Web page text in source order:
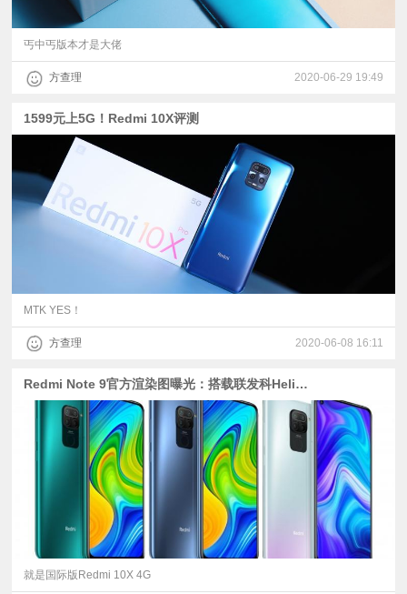
丐中丐版本才是大佬
方查理 2020-06-29 19:49
1599元上5G！Redmi 10X评测
MTK YES！
方查理 2020-06-08 16:11
Redmi Note 9官方渲染图曝光：搭载联发科Helio G85
就是国际版Redmi 10X 4G